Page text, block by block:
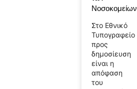
Νοσοκομείων
Στο Εθνικό
Τυπογραφείο
προς
δημοσίευση
είναι η
απόφαση
του